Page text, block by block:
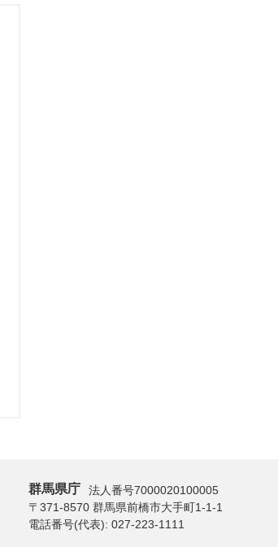
群馬県庁
法人番号7000020100005
〒371-8570 群馬県前橋市大手町1-1-1
電話番号(代表): 027-223-1111